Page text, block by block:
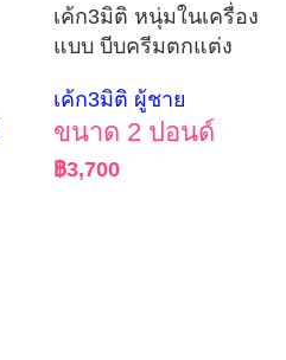
เค้ก3มิติ หนุ่มในเครื่อง
แบบ บีบครีมตกแต่ง
เค้ก3มิติ ผู้ชาย
ขนาด 2 ปอนด์
฿3,700